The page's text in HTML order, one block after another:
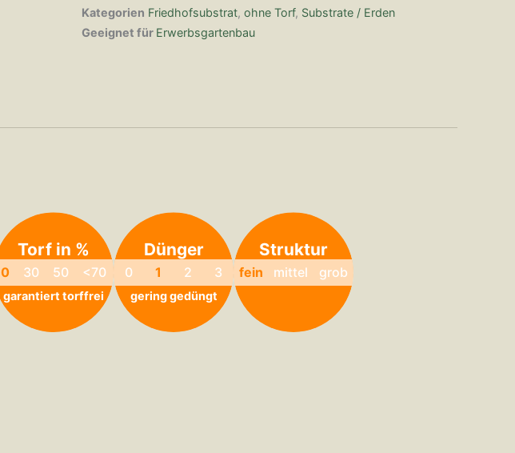
Kategorien Friedhofsubstrat, ohne Torf, Substrate / Erden
Geeignet für Erwerbsgartenbau
Torf in %
0 30 50 <70
garantiert torffrei
Dünger
0 1 2 3
gering gedüngt
Struktur
fein mittel grob